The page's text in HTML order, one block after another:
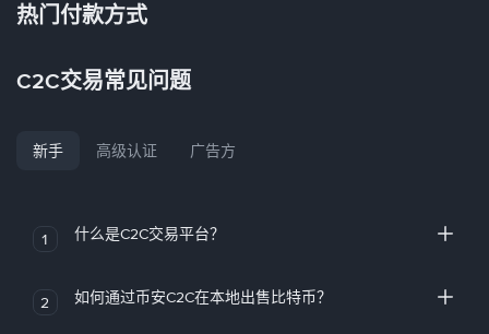
热门付款方式
C2C交易常见问题
新手 高级认证 广告方
1 什么是C2C交易平台？
2 如何通过币安C2C在本地出售比特币？